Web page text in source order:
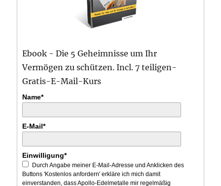
Ebook - Die 5 Geheimnisse um Ihr
Vermögen zu schützen. Incl. 7 teiligen-
Gratis-E-Mail-Kurs
Name*
E-Mail*
Einwilligung*
Durch Angabe meiner E-Mail-Adresse und Anklicken des
Buttons 'Kostenlos anfordern' erkläre ich mich damit
einverstanden, dass Apollo-Edelmetalle mir regelmäßig